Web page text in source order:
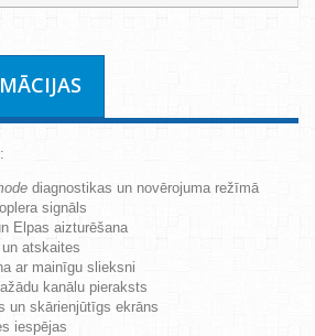
diagnostikas un novērojuma režīmā
signāls
Elpas aizturēšana
atskaites
ar mainīgu slieksni
kanālu pieraksts
un skārienjūtīgs ekrāns
iespējas